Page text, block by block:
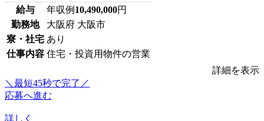
給与 年収例 10,490,000円
勤務地
大阪府 大阪市
寮・社宅 あり
仕事内容 住宅・投資用物件の営業
詳細を表示
＼最短45秒で完了／
応募へ進む
詳しく